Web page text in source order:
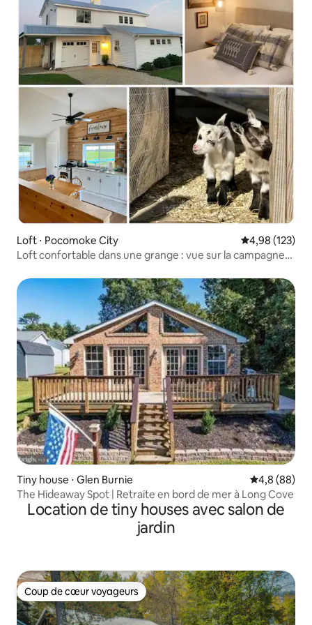
Loft ⋅ Pocomoke City Évaluation
4,98 (123)
Loft confortable dans une grange : vue sur la campagne
Tiny house ⋅ Glen Burnie Évaluation
4,8 (88)
The Hideaway Spot | Retraite en bord de mer à Long Cove
Location de tiny houses avec salon de
jardin
Coup de cœur voyageurs
Coup de cœur voyageurs